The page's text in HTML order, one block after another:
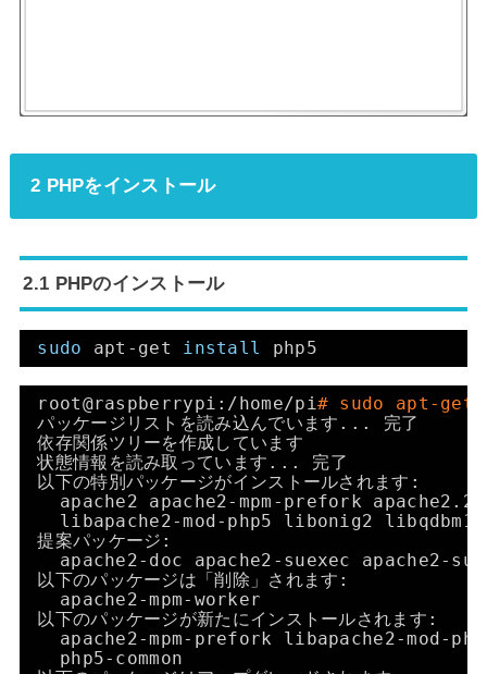
2 PHPをインストール
2.1 PHPのインストール
sudo apt-get install php5
root@raspberrypi: /home/pi# sudo apt-
パッケージリストを読み込んでいます... 完了
依存関係ツリーを作成しています
状態情報を読み取っています... 完了
以下の特別パッケージがインストールされます:
apache2 apache2-mpm-prefork
libapache2-mod-php5 libonig2
提案パッケージ:
apache2-doc apache2-suexec apache2-
以下のパッケージは「削除」されます:
apache2-mpm-worker
以下のパッケージが新たにインストールされます:
apache2-mpm-prefork libapache2-mod-
php5-common